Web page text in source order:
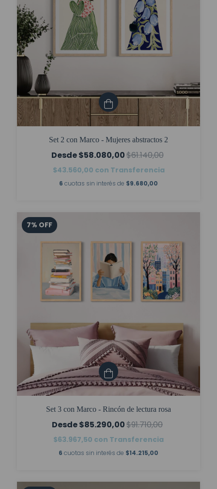
Set 2 con Marco - Mujeres abstractos 2
$58.080,00$61.140,00
$43.560,00 con Transferencia
6 cuotas sin interés de $9.680,00
7% OFF
Set 3 con Marco - Rincón de lectura rosa
$85.290,00$91.710,00
$63.967,50 con Transferencia
6 cuotas sin interés de $14.215,00